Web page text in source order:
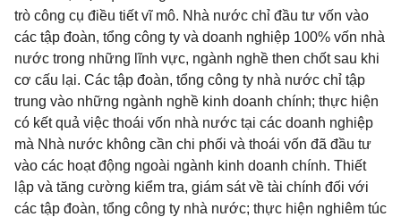
trò công cụ điều tiết vĩ mô. Nhà nước chỉ đầu tư vốn vào
các tập đoàn, tổng công ty và doanh nghiệp 100% vốn nhà
nước trong những lĩnh vực, ngành nghề then chốt sau khi
cơ cấu lại. Các tập đoàn, tổng công ty nhà nước chỉ tập
trung vào những ngành nghề kinh doanh chính; thực hiện
có kết quả việc thoái vốn nhà nước tại các doanh nghiệp
mà Nhà nước không cần chi phối và thoái vốn đã đầu tư
vào các hoạt động ngoài ngành kinh doanh chính. Thiết
lập và tăng cường kiểm tra, giám sát về tài chính đối với
các tập đoàn, tổng công ty nhà nước; thực hiện nghiêm túc